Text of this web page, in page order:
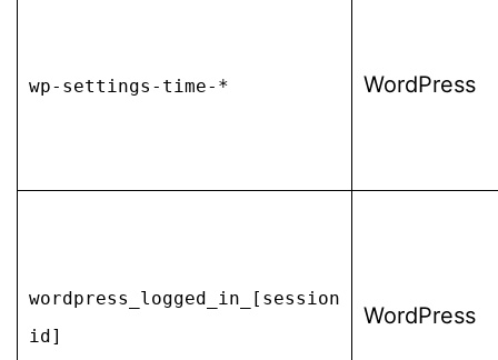
wp-settings-time-* WordPress
wordpress_logged_in_[session
id]
WordPress